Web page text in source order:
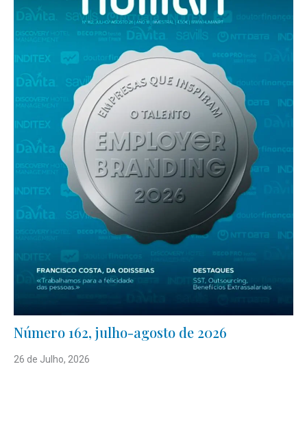
Número 162, julho-agosto de 2026
26 de Julho, 2026